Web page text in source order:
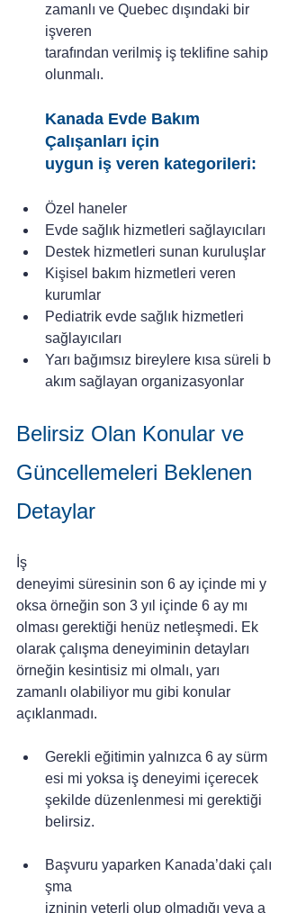
zamanlı ve Quebec dışındaki bir
işveren
tarafından verilmiş iş teklifine sahip
olunmalı.
Kanada Evde Bakım
Çalışanları için
uygun iş veren kategorileri:
Özel haneler
Evde sağlık hizmetleri sağlayıcıları
Destek hizmetleri sunan kuruluşlar
Kişisel bakım hizmetleri veren
kurumlar
Pediatrik evde sağlık hizmetleri
sağlayıcıları
Yarı bağımsız bireylere kısa süreli b
akım sağlayan organizasyonlar
Belirsiz Olan Konular ve
Güncellemeleri Beklenen
Detaylar
İş
deneyimi süresinin son 6 ay içinde mi y
oksa örneğin son 3 yıl içinde 6 ay mı
olması gerektiği henüz netleşmedi. Ek
olarak çalışma deneyiminin detayları
örneğin kesintisiz mi olmalı, yarı
zamanlı olabiliyor mu gibi konular
açıklanmadı.
Gerekli eğitimin yalnızca 6 ay sürm
esi mi yoksa iş deneyimi içerecek
şekilde düzenlenmesi mi gerektiği
belirsiz.
Başvuru yaparken Kanada’daki çalı
şma
izninin yeterli olup olmadığı veya a